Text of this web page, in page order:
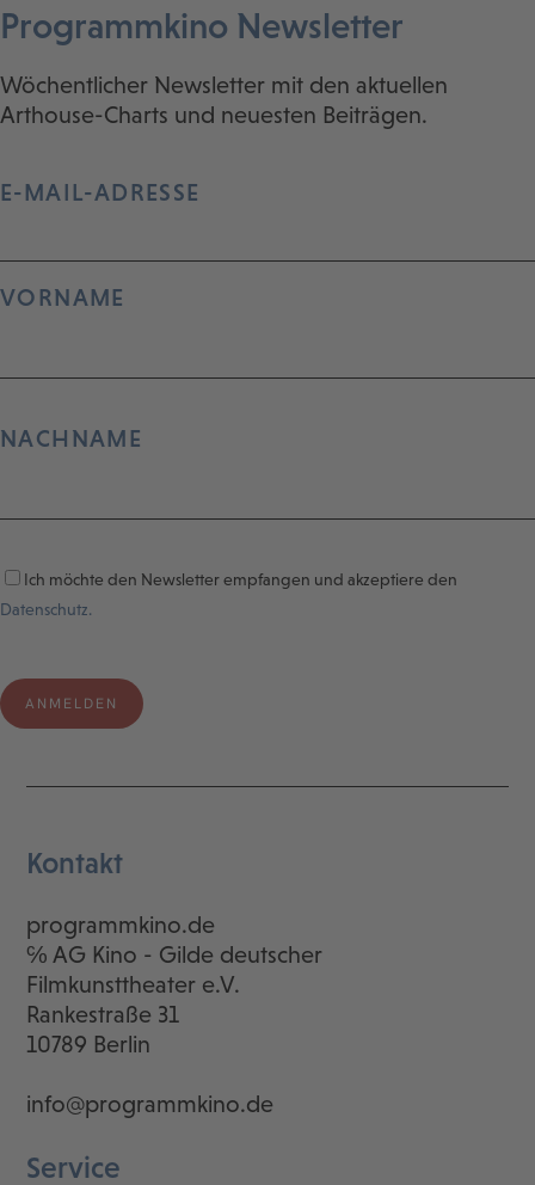
Programmkino Newsletter
Wöchentlicher Newsletter mit den aktuellen
Arthouse-Charts und neuesten Beiträgen.
E-MAIL-ADRESSE
VORNAME
NACHNAME
Ich möchte den Newsletter empfangen und akzeptiere den
Datenschutz.
Kontakt
programmkino.de
℅ AG Kino - Gilde deutscher
Filmkunsttheater e.V.
Rankestraße 31
10789 Berlin
info@programmkino.de
Service